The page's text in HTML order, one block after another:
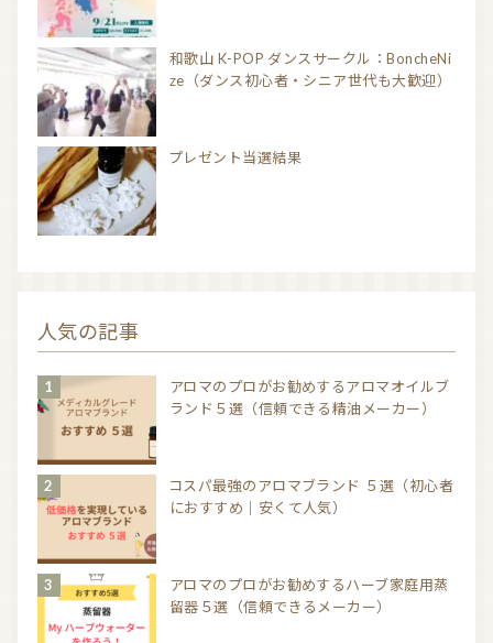
和歌山 K-POP ダンスサークル：BoncheNi
ze（ダンス初心者・シニア世代も大歓迎）
プレゼント当選結果
人気の記事
アロマのプロがお勧めするアロマオイルブ
ランド５選（信頼できる精油メーカー）
コスパ最強のアロマブランド ５選（初心者
におすすめ｜安くて人気）
アロマのプロがお勧めするハーブ家庭用蒸
留器５選（信頼できるメーカー）